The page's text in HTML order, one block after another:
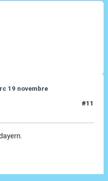
19 novembre
#11